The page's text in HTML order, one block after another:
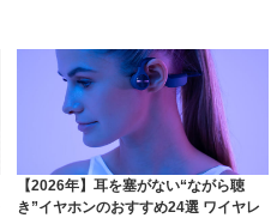
【2026年】耳を塞がない“ながら聴
き”イヤホンのおすすめ24選 ワイヤレ